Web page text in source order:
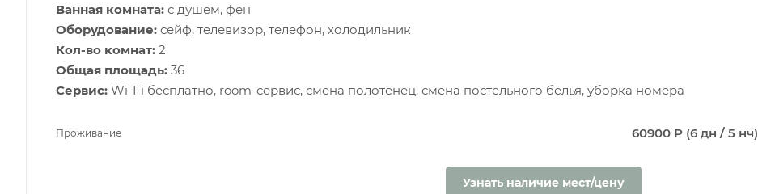
Ванная комната: с душем, фен
Оборудование: сейф, телевизор, телефон, холодильник
Кол-во комнат: 2
Общая площадь: 36
Сервис: Wi-Fi бесплатно, room-сервис, смена полотенец, смена постельного белья, уборка номера
Проживание 60900 Р (6 дн / 5 нч)
Узнать наличие мест/цену